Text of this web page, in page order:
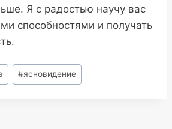
Я с радостью научу вас
способностями и получать
#ясновидение